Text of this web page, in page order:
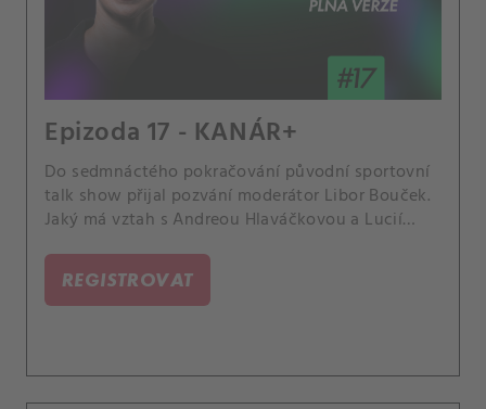
Epizoda 17 - KANÁR+
Do sedmnáctého pokračování původní sportovní
talk show přijal pozvání moderátor Libor Bouček.
Jaký má vztah s Andreou Hlaváčkovou a Lucií
Češi tak nadšenými fanoušky? Jak trénuje na svou
roli v pořadu Na lovu? Co obdivuje na Petře
Kvitové, Jaromíru Jágrovi nebo Novaku
REGISTROVAT